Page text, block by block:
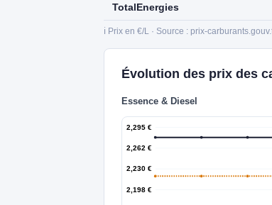
TotalEnergies
ℹ️ Prix en €/L · Source : prix-
Évolution des prix des
Essence & Diesel
2,198 €
2,230 €
2,262 €
2,295 €